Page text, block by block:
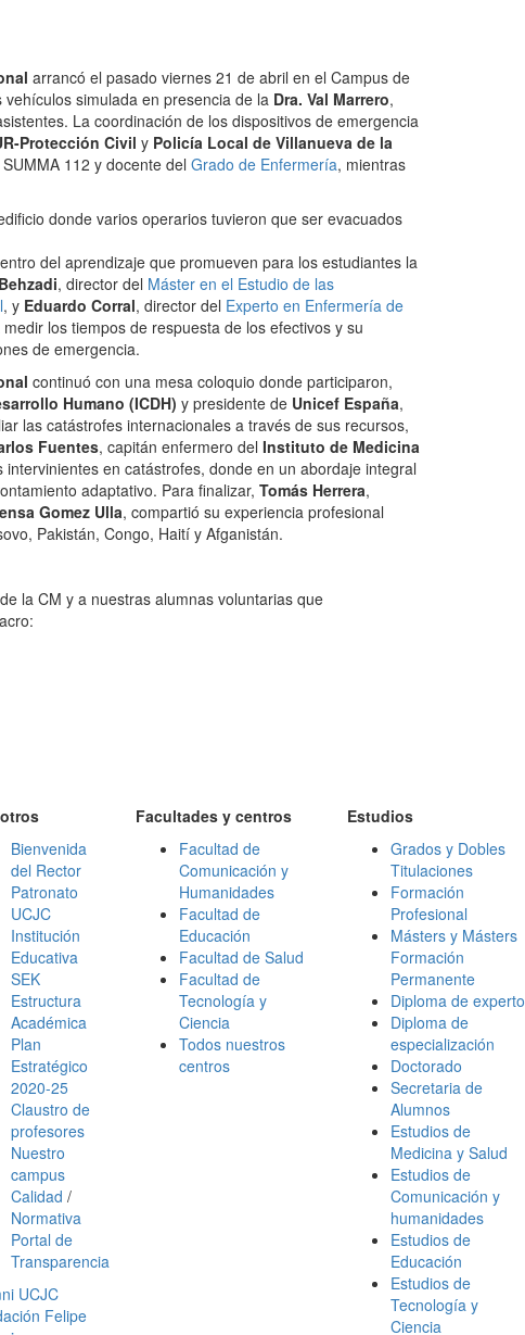
arrancó el pasado viernes 21 de abril en el Campus de
simulada en presencia de la Dra. Val Marrero,
La coordinación de los dispositivos de emergencia
Protección Civil y Policía Local de Villanueva de la
112 y docente del Grado de Enfermería, mientras
donde varios operarios tuvieron que ser evacuados
del aprendizaje que promueven para los estudiantes la
, director del Máster en el Estudio de las
, y Eduardo Corral, director del Experto en Enfermería de
los tiempos de respuesta de los efectivos y su
de emergencia.
continuó con una mesa coloquio donde participaron,
Humano (ICDH) y presidente de Unicef España,
las catástrofes internacionales a través de sus recursos,
Fuentes, capitán enfermero del Instituto de Medicina
en catástrofes, donde en un abordaje integral
adaptativo. Para finalizar, Tomás Herrera,
Gomez Ulla, compartió su experiencia profesional
Pakistán, Congo, Haití y Afganistán.
la CM y a nuestras alumnas voluntarias que
Bienvenida
del Rector
Patronato
UCJC
Institución
Educativa
SEK
Estructura
Académica
Plan
Estratégico
2020-25
Claustro de
profesores
Nuestro
campus
Calidad /
Normativa
Portal de
Transparencia
UCJC
Felipe
Facultades y centros
Facultad de
Comunicación y
Humanidades
Facultad de
Educación
Facultad de Salud
Facultad de
Tecnología y
Ciencia
Todos nuestros
centros
Estudios
Grados y Dobles
Titulaciones
Formación
Profesional
Másters y Másters
Formación
Permanente
Diploma de experto
Diploma de
especialización
Doctorado
Secretaria de
Alumnos
Estudios de
Medicina y Salud
Estudios de
Comunicación y
humanidades
Estudios de
Educación
Estudios de
Tecnología y
Ciencia